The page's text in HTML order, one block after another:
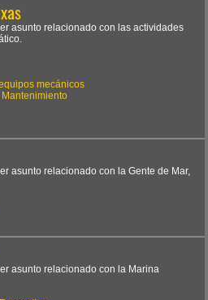
asunto relacionado con las actividades
mecánicos
asunto relacionado con la Gente de Mar,
asunto relacionado con la Marina